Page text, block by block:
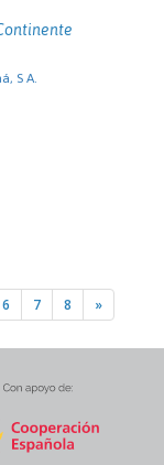
S A.
6 7 8 »